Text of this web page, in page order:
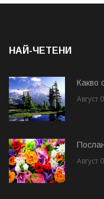
НАЙ-ЧЕТЕНИ
Какво
Август
Август